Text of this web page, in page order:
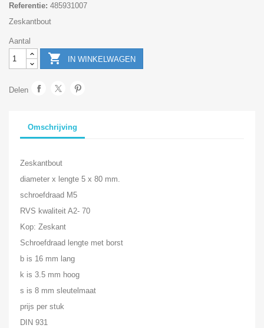
Referentie: 485931007
Zeskantbout
Aantal
 IN WINKELWAGEN
Delen
Omschrijving
Zeskantbout
diameter x lengte 5 x 80 mm.
schroefdraad M5
RVS kwaliteit A2- 70
Kop: Zeskant
Schroefdraad lengte met borst
b is 16 mm lang
k is 3.5 mm hoog
s is 8 mm sleutelmaat
prijs per stuk
DIN 931